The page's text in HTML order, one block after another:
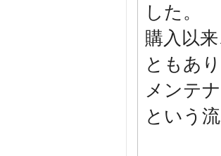
した。
購入以
ともあ
メンテ
という